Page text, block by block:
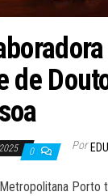
de
0 Por
Porto